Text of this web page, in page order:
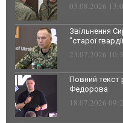
03.08.2026
Звільнення
"старої
23.07.2026
Повний текст
Федорова
18.07.2026